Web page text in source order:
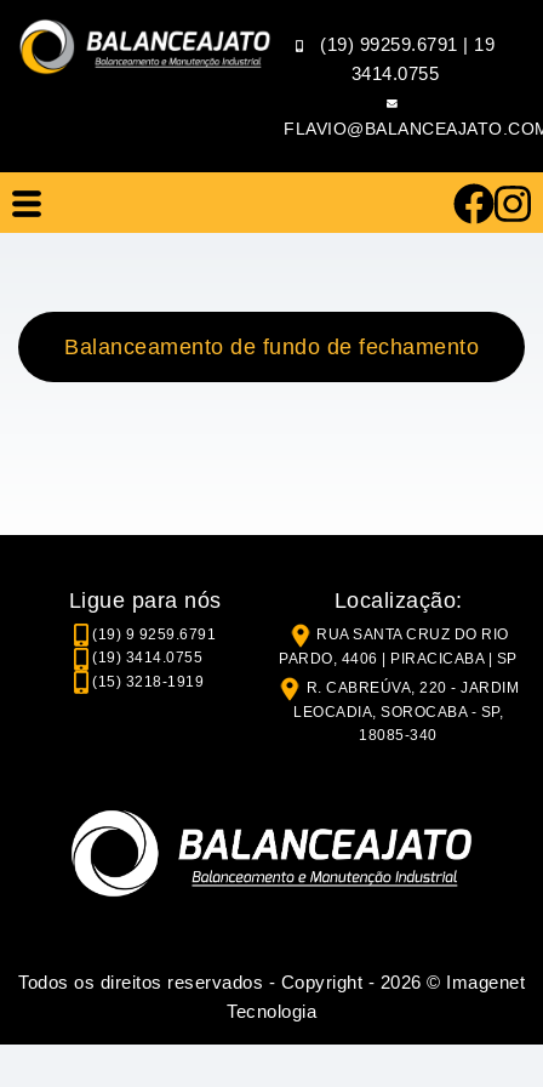
(19) 99259.6791 | 19
3414.0755
Balanceamento de fundo de fechamento
Ligue para nós
(19) 9 9259.6791
(19) 3414.0755
(15) 3218-1919
Localização:
RUA SANTA CRUZ DO RIO
PARDO, 4406 | PIRACICABA | SP
R. CABREÚVA, 220 - JARDIM
LEOCADIA, SOROCABA - SP,
18085-340
Todos os direitos reservados - Copyright - 2026 © Imagenet
Tecnologia